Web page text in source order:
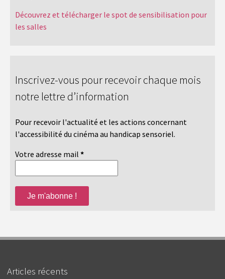
Découvrez et télécharger le spot de sensibilisation pour
les salles
Inscrivez-vous pour recevoir chaque mois
notre lettre d’information
Pour recevoir l'actualité et les actions concernant
l'accessibilité du cinéma au handicap sensoriel.
Votre adresse mail *
Articles récents